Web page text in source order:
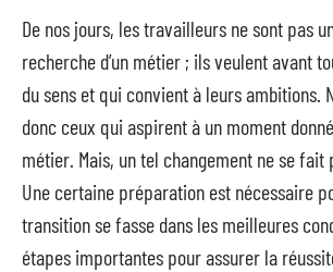
De nos jours, les travailleurs ne sont pas
recherche d’un métier ; ils veulent avant
du sens et qui convient à leurs ambitions.
donc ceux qui aspirent à un moment
métier. Mais, un tel changement ne se fait
Une certaine préparation est nécessaire
transition se fasse dans les meilleures
étapes importantes pour assurer la